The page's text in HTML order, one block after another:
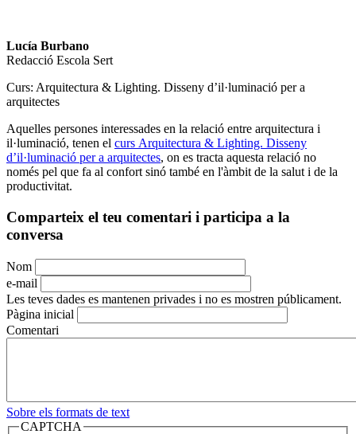
Lucía Burbano
Redacció Escola Sert
Curs: Arquitectura & Lighting. Disseny d’il·luminació per a
arquitectes
Aquelles persones interessades en la relació entre arquitectura i
il·luminació, tenen el curs Arquitectura & Lighting. Disseny
d’il·luminació per a arquitectes, on es tracta aquesta relació no
només pel que fa al confort sinó també en l'àmbit de la salut i de la
productivitat.
Comparteix el teu comentari i participa a la
conversa
Nom
e-mail
Les teves dades es mantenen privades i no es mostren públicament.
Pàgina inicial
Comentari
Sobre els formats de text
CAPTCHA